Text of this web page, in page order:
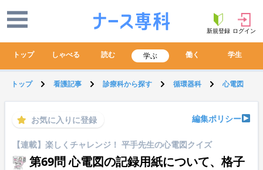
新規登録 ログイン
トップ しゃべる 読む 学ぶ 働く 学生
トップ 看護記事 診療科から探す 循環器科 心電図
お気に入りに登録 編集ポリシー
【連載】楽しくチャレンジ！ 平手先生の心電図クイズ
第69問 心電図の記録用紙について、格子